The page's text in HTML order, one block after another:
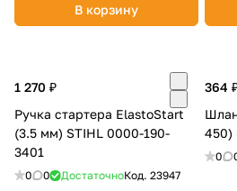
В корзину
1 270 ₽
Ручка стартера ElastoStart
(3.5 мм) STIHL 0000-190-
3401
0 0 ДостаточноКод. 23947
364
450)
0
по 25%каждые 2 недели
Подробнее
об оплате Плайтом